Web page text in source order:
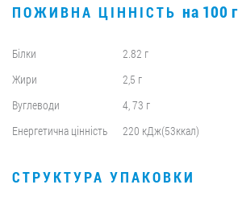
ПОЖИВНА ЦІННІСТЬ на 100 г
Білки
2.82 г
Жири
2,5 г
Вуглеводи
4, 73 г
Енергетична цінність
220 кДж(53ккал)
СТРУКТУРА УПАКОВКИ